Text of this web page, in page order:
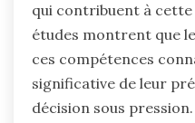
qui contribuent à
études montrent que
ces compétences
significative de leur
décision sous pression.